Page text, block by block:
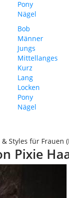
Pony
Nägel
Bob
Männer
Jungs
Mittellanges
Kurz
Lang
Locken
Pony
Nägel
Styles für Frauen
Pixie